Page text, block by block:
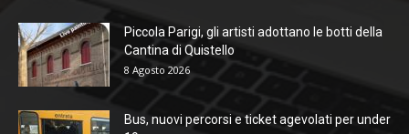
Piccola Parigi, gli artisti adottano le botti della
Cantina di Quistello
8 Agosto 2026
Bus, nuovi percorsi e ticket agevolati per under